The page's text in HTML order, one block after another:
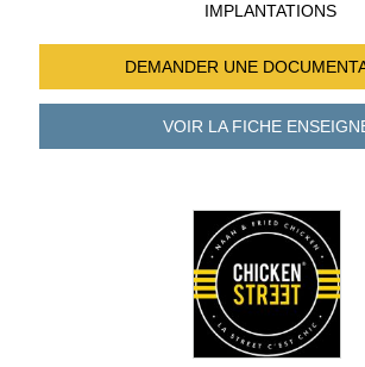
IMPLANTATIONS
DEMANDER UNE
VOIR LA FICHE